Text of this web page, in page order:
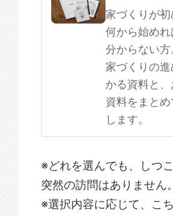
家づくりが初
何から始め
分からない方
家づくりの
かる資料と
資料をまとめ
します。
※どれを選んでも、しつ
突然の訪問はありません。
※選択内容に応じて、こ